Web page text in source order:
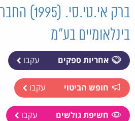
ברק
בינלאומיים בע"מ
אחריות ספקים עקבו
חופש הביטוי עקבו
חשיפת גולשים עקבו